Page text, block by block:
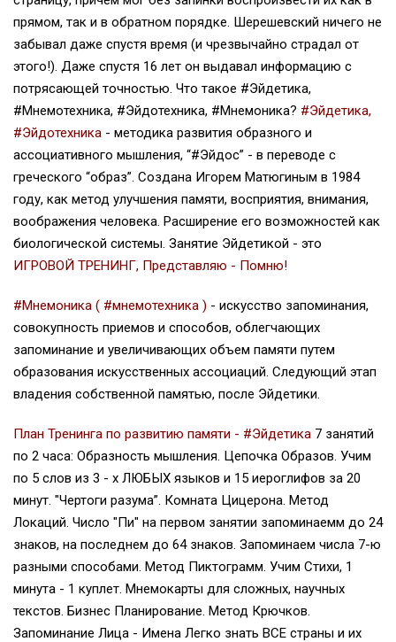
прямом, так и в обратном порядке. Шерешевский ничего не
забывал даже спустя время (и чрезвычайно страдал от
этого!). Даже спустя 16 лет он выдавал информацию с
потрясающей точностью. Что такое #Эйдетика,
#Мнемотехника, #Эйдотехника, #Мнемоника? #Эйдетика,
#Эйдотехника - методика развития образного и
ассоциативного мышления, “#Эйдос” - в переводе с
греческого “образ”. Создана Игорем Матюгиным в 1984
году, как метод улучшения памяти, восприятия, внимания,
воображения человека. Расширение его возможностей как
биологической системы. Занятие Эйдетикой - это
ИГРОВОЙ ТРЕНИНГ, Представляю - Помню!
#Мнемоника ( #мнемотехника ) - искусство запоминания,
совокупность приемов и способов, облегчающих
запоминание и увеличивающих объем памяти путем
образования искусственных ассоциаций. Следующий этап
владения собственной памятью, после Эйдетики.
План Тренинга по развитию памяти - #Эйдетика 7 занятий
по 2 часа: Образность мышления. Цепочка Образов. Учим
по 5 слов из 3 - х ЛЮБЫХ языков и 15 иероглифов за 20
минут. "Чертоги разума”. Комната Цицерона. Метод
Локаций. Число "Пи" на первом занятии запоминаемм до 24
знаков, на последнем до 64 знаков. Запоминаем числа 7-ю
разными способами. Метод Пиктограмм. Учим Стихи, 1
минута - 1 куплет. Мнемокарты для сложных, научных
текстов. Бизнес Планирование. Метод Крючков.
Запоминание Лица - Имена Легко знать ВСЕ страны и их